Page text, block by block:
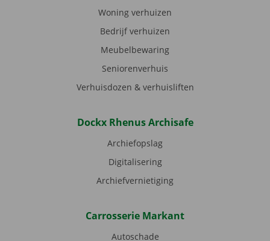
Woning verhuizen
Bedrijf verhuizen
Meubelbewaring
Seniorenverhuis
Verhuisdozen & verhuisliften
Dockx Rhenus Archisafe
Archiefopslag
Digitalisering
Archiefvernietiging
Carrosserie Markant
Autoschade